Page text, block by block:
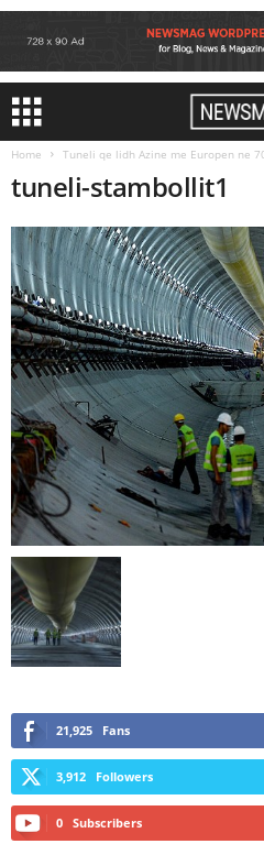
Home Tuneli qe lidh Azine me Europen ne
tuneli-stambollit1
21,925 Fans
3,912 Followers
0 Subscribers